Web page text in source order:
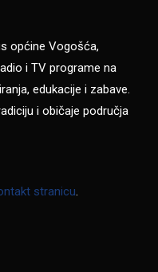
općine Vogošća,
i TV programe na
edukacije i zabave.
i običaje područja
stranicu.